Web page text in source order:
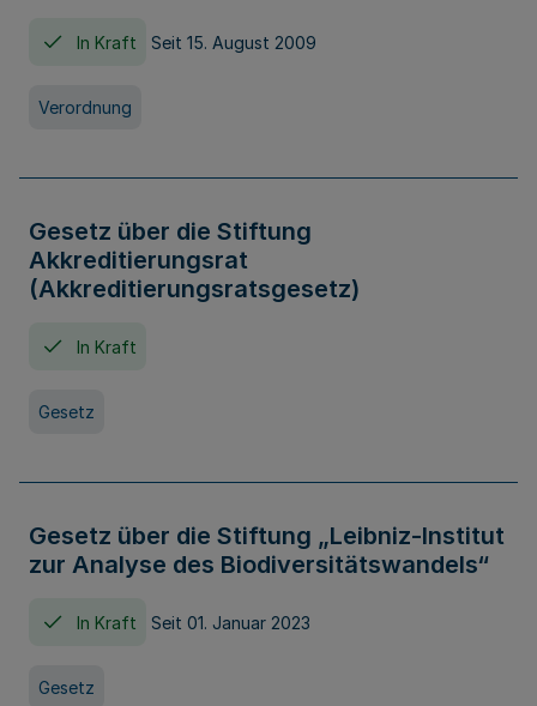
In Kraft Seit 15. August 2009
Verordnung
Gesetz über die Stiftung
Akkreditierungsrat
(Akkreditierungsratsgesetz)
In Kraft
Gesetz
Gesetz über die Stiftung „Leibniz-Institut
zur Analyse des Biodiversitätswandels“
In Kraft Seit 01. Januar 2023
Gesetz